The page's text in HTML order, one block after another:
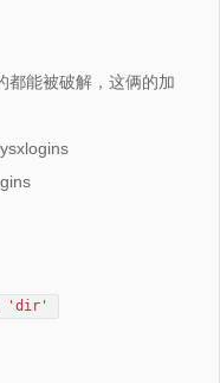
都能被破解，这俩的加
'dir'